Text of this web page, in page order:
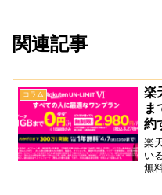
関連記事
コラム
楽
ま
約
楽
い
無
終